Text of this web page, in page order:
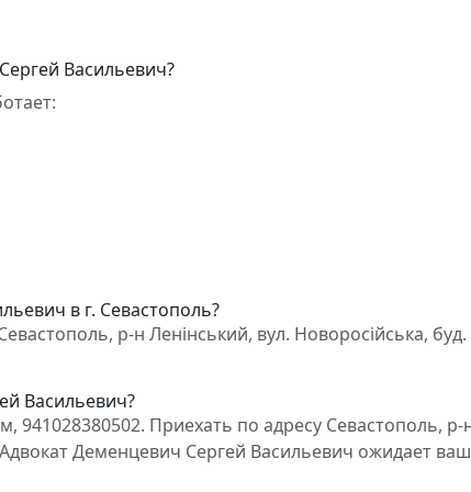
Васильевич?
в г. Севастополь?
р-н Ленінський, вул. Новоросійська, буд.
Васильевич?
Приехать по адресу Севастополь, р-
Деменцевич Сергей Васильевич ожидает